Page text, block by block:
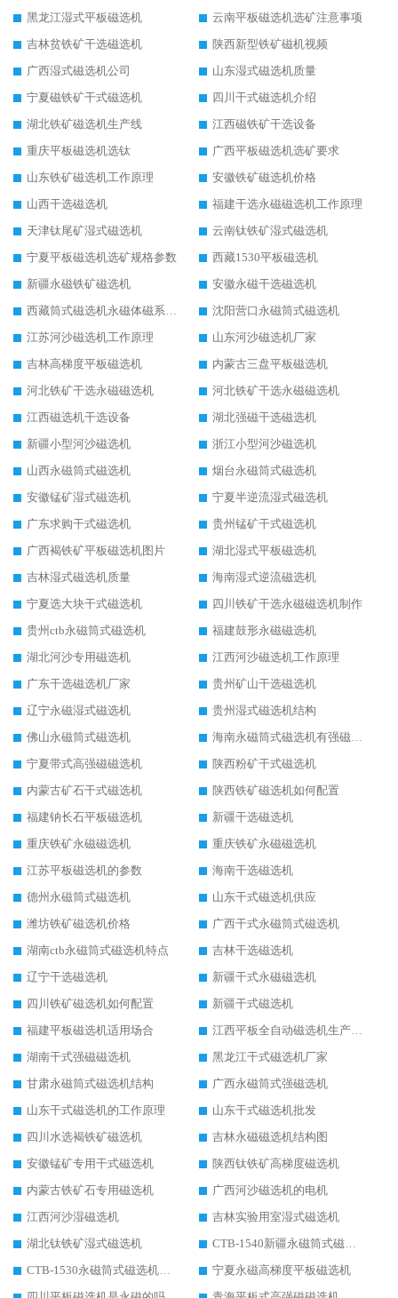
黑龙江湿式平板磁选机
云南平板磁选机选矿注意事项
吉林贫铁矿干选磁选机
陕西新型铁矿磁机视频
广西湿式磁选机公司
山东湿式磁选机质量
宁夏磁铁矿干式磁选机
四川干式磁选机介绍
湖北铁矿磁选机生产线
江西磁铁矿干选设备
重庆平板磁选机选钛
广西平板磁选机选矿要求
山东铁矿磁选机工作原理
安徽铁矿磁选机价格
山西干选磁选机
福建干选永磁磁选机工作原理
天津钛尾矿湿式磁选机
云南钛铁矿湿式磁选机
宁夏平板磁选机选矿规格参数
西藏1530平板磁选机
新疆永磁铁矿磁选机
安徽永磁干选磁选机
西藏筒式磁选机永磁体磁系设计
沈阳营口永磁筒式磁选机
江苏河沙磁选机工作原理
山东河沙磁选机厂家
吉林高梯度平板磁选机
内蒙古三盘平板磁选机
河北铁矿干选永磁磁选机
河北铁矿干选永磁磁选机
江西磁选机干选设备
湖北强磁干选磁选机
新疆小型河沙磁选机
浙江小型河沙磁选机
山西永磁筒式磁选机
烟台永磁筒式磁选机
安徽锰矿湿式磁选机
宁夏半逆流湿式磁选机
广东求购干式磁选机
贵州锰矿干式磁选机
广西褐铁矿平板磁选机图片
湖北湿式平板磁选机
吉林湿式磁选机质量
海南湿式逆流磁选机
宁夏选大块干式磁选机
四川铁矿干选永磁磁选机制作
贵州ctb永磁筒式磁选机
福建鼓形永磁磁选机
湖北河沙专用磁选机
江西河沙磁选机工作原理
广东干选磁选机厂家
贵州矿山干选磁选机
辽宁永磁湿式磁选机
贵州湿式磁选机结构
佛山永磁筒式磁选机
海南永磁筒式磁选机有强磁的吗
宁夏带式高强磁磁选机
陕西粉矿干式磁选机
内蒙古矿石干式磁选机
陕西铁矿磁选机如何配置
福建钠长石平板磁选机
新疆干选磁选机
重庆铁矿永磁磁选机
重庆铁矿永磁磁选机
江苏平板磁选机的参数
海南干选磁选机
德州永磁筒式磁选机
山东干式磁选机供应
潍坊铁矿磁选机价格
广西干式永磁筒式磁选机
湖南ctb永磁筒式磁选机特点
吉林干选磁选机
辽宁干选磁选机
新疆干式永磁磁选机
四川铁矿磁选机如何配置
新疆干式磁选机
福建平板磁选机适用场合
江西平板全自动磁选机生产厂家
湖南干式强磁磁选机
黑龙江干式磁选机厂家
甘肃永磁筒式磁选机结构
广西永磁筒式强磁选机
山东干式磁选机的工作原理
山东干式磁选机批发
四川水选褐铁矿磁选机
吉林永磁磁选机结构图
安徽锰矿专用干式磁选机
陕西钛铁矿高梯度磁选机
内蒙古铁矿石专用磁选机
广西河沙磁选机的电机
江西河沙湿磁选机
吉林实验用室湿式磁选机
湖北钛铁矿湿式磁选机
CTB-1540新疆永磁筒式磁选机
CTB-1530永磁筒式磁选机代理商
宁夏永磁高梯度平板磁选机